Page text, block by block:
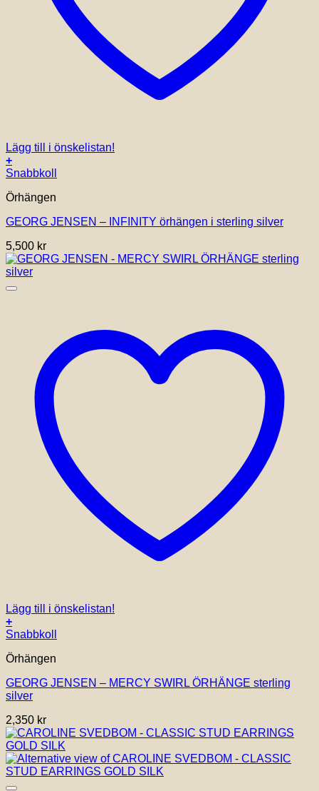
Lägg till i önskelistan!
+
Snabbkoll
Örhängen
GEORG JENSEN – INFINITY örhängen i sterling silver
5,500 kr
Lägg till i önskelistan!
+
Snabbkoll
Örhängen
GEORG JENSEN – MERCY SWIRL ÖRHÄNGE sterling
silver
2,350 kr